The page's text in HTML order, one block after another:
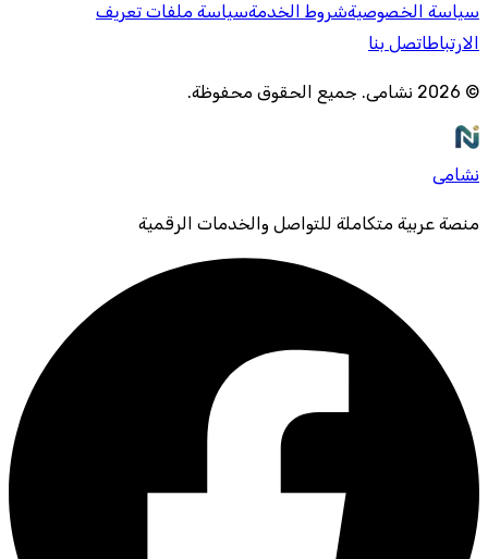
سياسة الخصوصيةشروط الخدمةسياسة ملفات تعريف
الارتباطاتصل بنا
©
2026 نشامى. جميع الحقوق محفوظة.
نشامى
منصة عربية متكاملة للتواصل والخدمات الرقمية